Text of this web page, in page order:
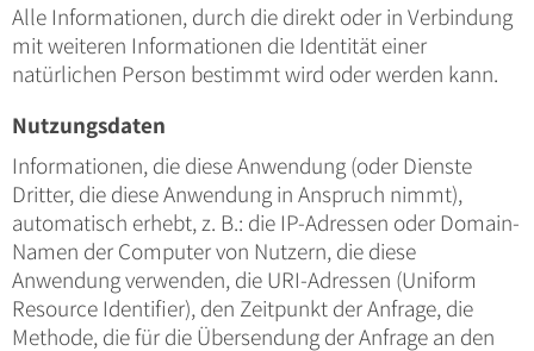
Alle Informationen, durch die direkt oder in Verbindung
mit weiteren Informationen die Identität einer
natürlichen Person bestimmt wird oder werden kann.
Nutzungsdaten
Informationen, die diese Anwendung (oder Dienste
Dritter, die diese Anwendung in Anspruch nimmt),
automatisch erhebt, z. B.: die IP-Adressen oder Domain-
Namen der Computer von Nutzern, die diese
Anwendung verwenden, die URI-Adressen (Uniform
Resource Identifier), den Zeitpunkt der Anfrage, die
Methode, die für die Übersendung der Anfrage an den